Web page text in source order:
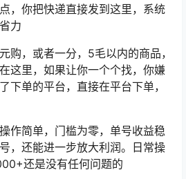
，你把快递直接发到这里，系统
力
购，或者一分，5毛以内的商品，
这里，如果让你一个个找，你嫌
下单的平台，直接在平台下单，
作简单，门槛为零，单号收益稳
，还能进一步放大利润。日常操
还是没有任何问题的